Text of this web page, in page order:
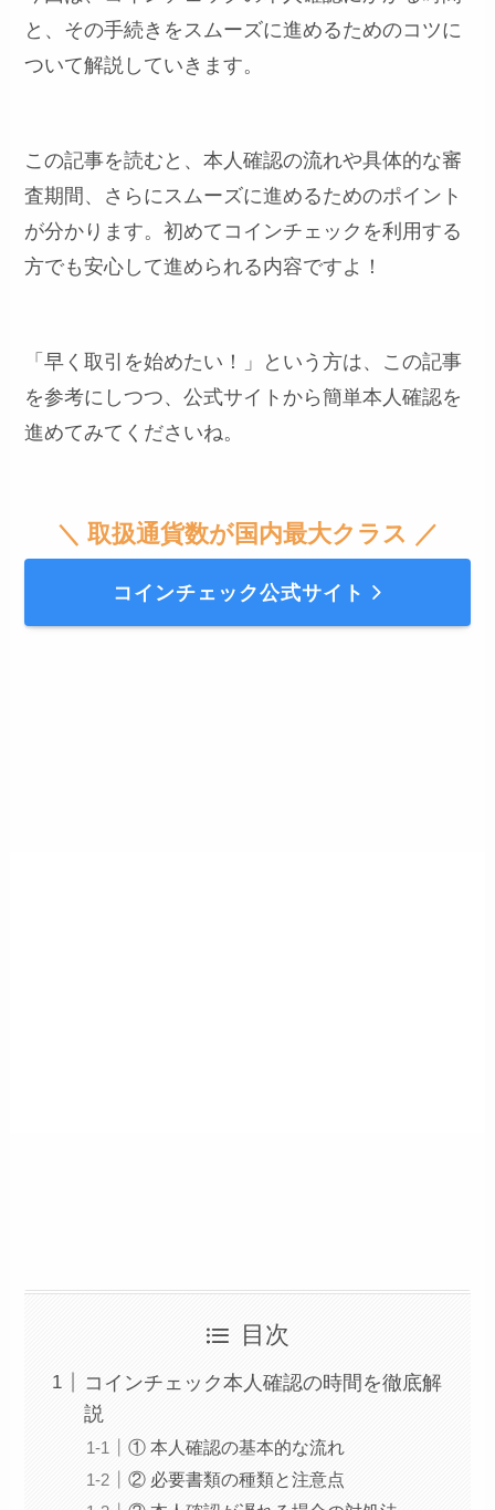
と、その手続きをスムーズに進めるためのコツに
ついて解説していきます。
この記事を読むと、本人確認の流れや具体的な審
査期間、さらにスムーズに進めるためのポイント
が分かります。初めてコインチェックを利用する
方でも安心して進められる内容ですよ！
「早く取引を始めたい！」という方は、この記事
を参考にしつつ、公式サイトから簡単本人確認を
進めてみてくださいね。
＼ 取扱通貨数が国内最大クラス ／
コインチェック公式サイト
目次
コインチェック本人確認の時間を徹底解
説
① 本人確認の基本的な流れ
② 必要書類の種類と注意点